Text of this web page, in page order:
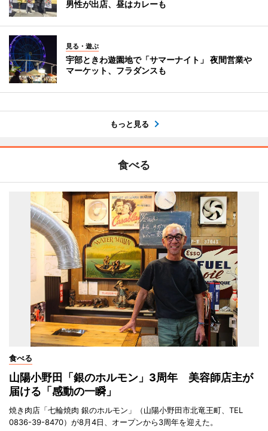
男性が出店、昼はカレーも
見る・遊ぶ
宇部ときわ遊園地で「サマーナイト」 夜間営業や
マーケット、フラダンスも
もっと見る
食べる
食べる
山陽小野田「銀のホルモン」3周年 美容師店主が
届ける「感動の一瞬」
焼き肉店「七輪焼肉 銀のホルモン」（山陽小野田市北竜王町、TEL
0836-39-8470）が8月4日、オープンから3周年を迎えた。